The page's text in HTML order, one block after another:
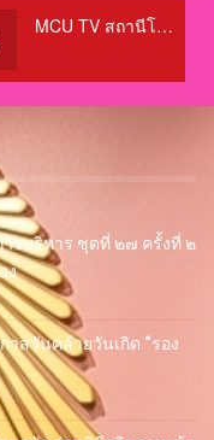
MCU TV สถานีโทรทัศน์เพื่อการศึกษา @OfficialTBCChannel
รบริหาร ชุดที่ ๒๗ ครั้งที่ ๒
ง
าสวันคล้ายวันเกิด “รอง